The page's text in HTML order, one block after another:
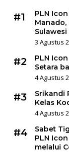
#1
PLN
Sulawesi
3 Agustus
#2
PLN
Setara
4 Agustus
#3
Srikandi
Kelas
4 Agustus
#4
Sabet
PLN
melalui